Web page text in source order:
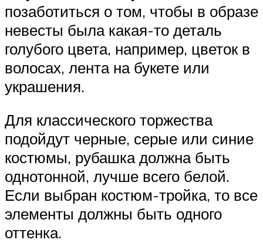
позаботиться о том, чтобы в образе
невесты была какая-то деталь
голубого цвета, например, цветок в
волосах, лента на букете или
украшения.
Для классического торжества
подойдут черные, серые или синие
костюмы, рубашка должна быть
однотонной, лучше всего белой.
Если выбран костюм-тройка, то все
элементы должны быть одного
оттенка.